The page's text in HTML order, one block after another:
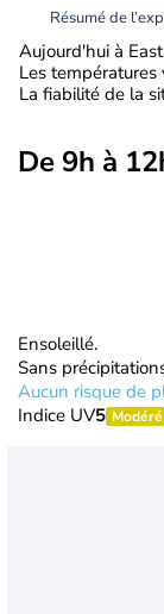
Résumé de
Aujourd'hui à
Les
La fiabilité de la
De 9h à
Ensoleillé.
Sans
Aucun risque de
Indice UV5 Modéré